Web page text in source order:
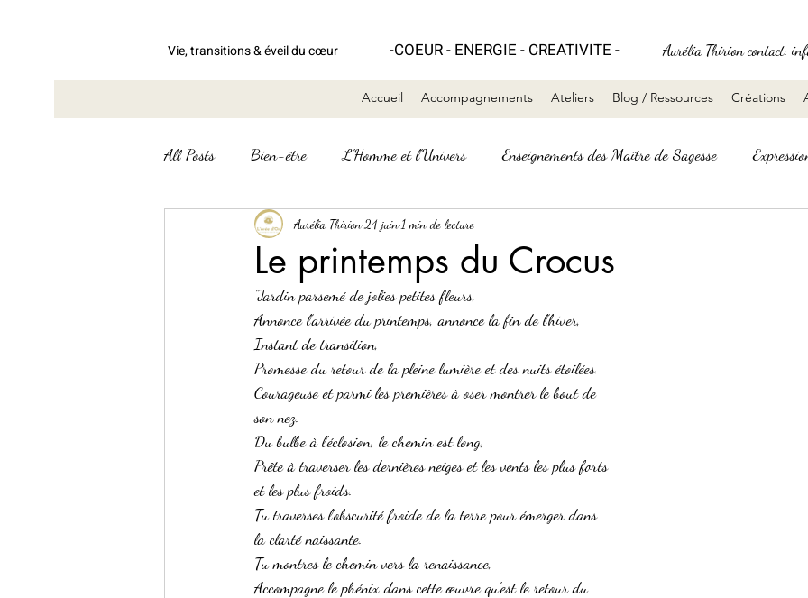
Vie, transitions & éveil ducœur -COEUR - ENERGIE - CREATIVITE - Aurélia Thirion contact:
Accueil Accompagnements Ateliers Blog / Ressources Créations
All Posts Bien-être L'Homme et l'Univers Enseignements des Maître de Sagesse
Le message des cartes Mots dorés & Mémo d'Or
Le printemps du Crocus
Aurélia Thirion24 juin 1 min de lecture
"Jardin parsemé de jolies petites fleurs,
Annonce l’arrivée du printemps, annonce la fin de l’hiver,
Instant de transition,
Promesse du retour de la pleine lumière et des nuits étoilées.
Courageuse et parmi les premières à oser montrer le bout de
son nez.
Du bulbe à l'éclosion, le chemin est long,
Prête à traverser les dernières neiges et les vents les plus forts
et les plus froids.
Tu traverses l'obscurité froide de la terre pour émerger dans
la clarté naissante.
Tu montres le chemin vers la renaissance,
Accompagne le phénix dans cette œuvre qu'est le retour du